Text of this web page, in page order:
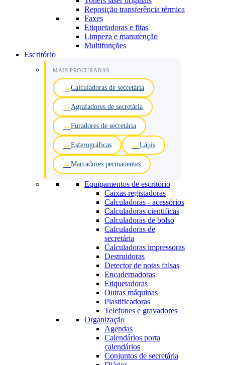
Reposição transferência térmica
Faxes
Etiquetadoras e fitas
Limpeza e manutenção
Multifunções
Escritório
MAIS PROCURADAS
Calculadoras de secretária
Agrafadores de secretária
Furadores de secretária
Esferográficas Lápis
Marcadores permanentes
Equipamentos de escritório
Caixas registadoras
Calculadoras - acessórios
Calculadoras cientificas
Calculadoras de bolso
Calculadoras de
secretária
Calculadoras impressoras
Destruidoras
Detector de notas falsas
Encadernadoras
Etiquetadoras
Outras máquinas
Plastificadoras
Telefones e gravadores
Organização
Agendas
Calendários porta
calendários
Conjuntos de secretária